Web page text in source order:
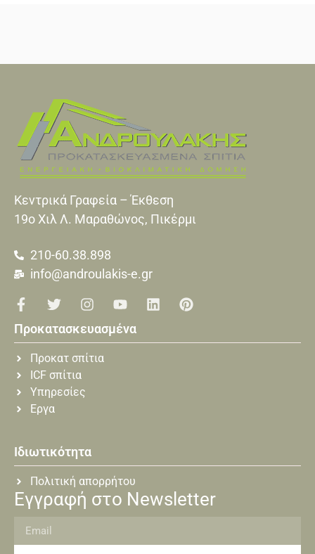
Κεντρικά Γραφεία – Έκθεση
19o Xιλ Λ. Μαραθώνος, Πικέρμι
210-60.38.898
info@androulakis-e.gr
Προκατασκευασμένα
Προκατ σπίτια
ICF σπίτια
Υπηρεσίες
Εργα
Ιδιωτικότητα
Πολιτική απορρήτου
Εγγραφή στο Newsletter